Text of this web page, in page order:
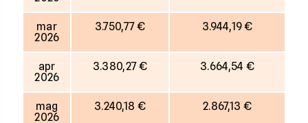
mar
2026
3.750,77 € 3.944,19 €
apr
2026
3.380,27 € 3.664,54 €
mag
2026
3.240,18 € 2.867,13 €